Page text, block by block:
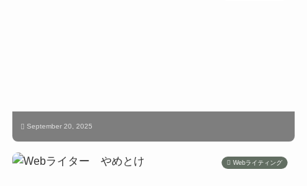
September 20, 2025
Webライティング